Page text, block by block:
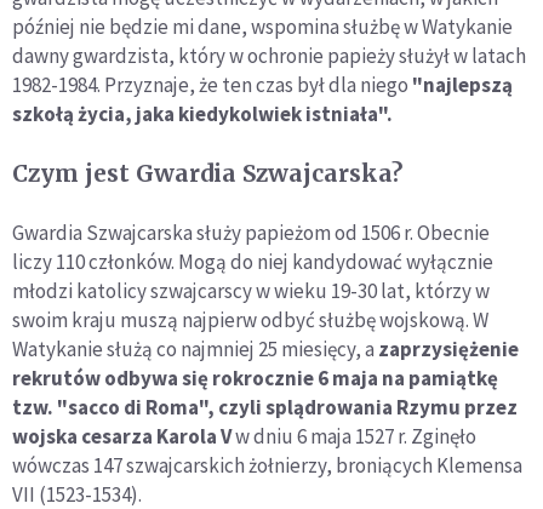
później nie będzie mi dane, wspomina służbę w Watykanie
dawny gwardzista, który w ochronie papieży służył w latach
1982-1984. Przyznaje, że ten czas był dla niego "najlepszą
szkołą życia, jaka kiedykolwiek istniała".
Czym jest Gwardia Szwajcarska?
Gwardia Szwajcarska służy papieżom od 1506 r. Obecnie
liczy 110 członków. Mogą do niej kandydować wyłącznie
młodzi katolicy szwajcarscy w wieku 19-30 lat, którzy w
swoim kraju muszą najpierw odbyć służbę wojskową. W
Watykanie służą co najmniej 25 miesięcy, a zaprzysiężenie
rekrutów odbywa się rokrocznie 6 maja na pamiątkę
tzw. "sacco di Roma", czyli splądrowania Rzymu przez
wojska cesarza Karola Vw dniu 6 maja 1527 r. Zginęło
wówczas 147 szwajcarskich żołnierzy, broniących Klemensa
VII (1523-1534).